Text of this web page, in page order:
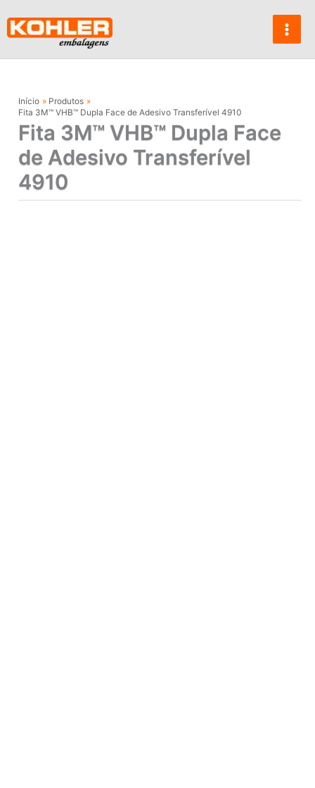
para
conteúdo
Início
Produtos
Fita 3M™ VHB™ Dupla Face de Adesivo Transferível 4910
Fita 3M™ VHB™ Dupla Face
de Adesivo Transferível
4910